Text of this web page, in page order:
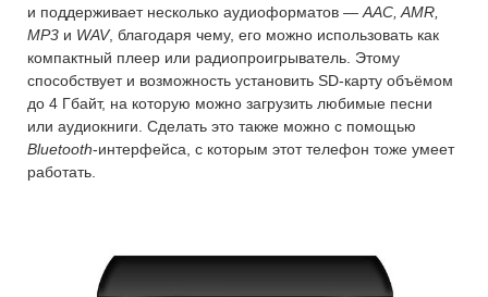
и поддерживает несколько аудиоформатов — AAC, AMR,
MP3 и WAV, благодаря чему, его можно использовать как
компактный плеер или радиопроигрыватель. Этому
способствует и возможность установить SD-карту объёмом
до 4 Гбайт, на которую можно загрузить любимые песни
или аудиокниги. Сделать это также можно с помощью
Bluetooth-интерфейса, с которым этот телефон тоже умеет
работать.